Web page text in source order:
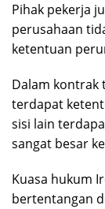
Pihak pekerja
perusahaan
ketentuan
Dalam kontrak
terdapat
sisi lain
sangat besar
Kuasa hukum
bertentangan